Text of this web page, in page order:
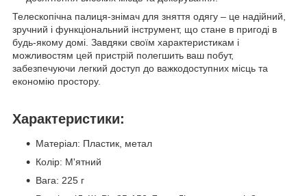
Телескопічна палиця-знімач для зняття одягу – це надійний,
зручний і функціональний інструмент, що стане в пригоді в
будь-якому домі. Завдяки своїм характеристикам і
можливостям цей пристрій полегшить ваш побут,
забезпечуючи легкий доступ до важкодоступних місць та
економію простору.
Характеристики:
Матеріал: Пластик, метал
Колір: М'ятний
Вага: 225 г